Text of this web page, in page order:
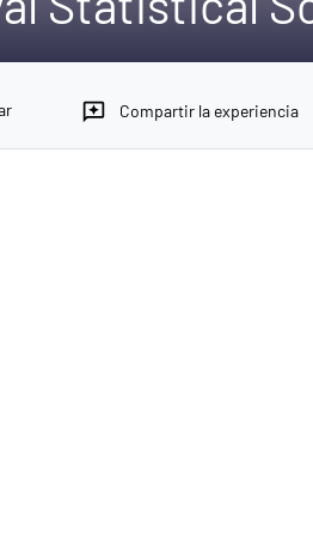
reviews Compartir la experiencia